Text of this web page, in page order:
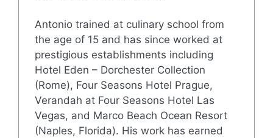
Antonio trained at culinary school from
the age of 15 and has since worked at
prestigious establishments including
Hotel Eden – Dorchester Collection
(Rome), Four Seasons Hotel Prague,
Verandah at Four Seasons Hotel Las
Vegas, and Marco Beach Ocean Resort
(Naples, Florida). His work has earned